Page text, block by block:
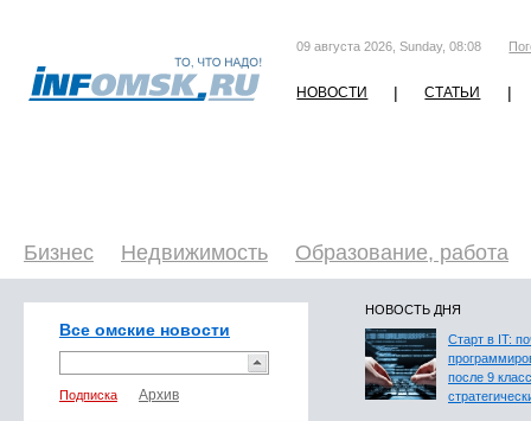
09 августа 2026, Sunday, 08:08
НОВОСТИ | СТАТЬИ |
Бизнес Недвижимость Образование, работа
Все омские новости
Подписка
НОВОСТЬ ДНЯ
Старт в IT:
после 9